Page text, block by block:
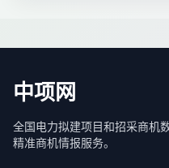
中项网
全国电力拟建项目和招采商机
精准商机情报服务。